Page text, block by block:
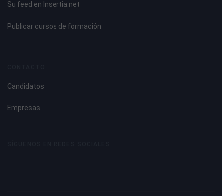
Su feed en Insertia.net
Publicar cursos de formación
Candidatos
Empresas